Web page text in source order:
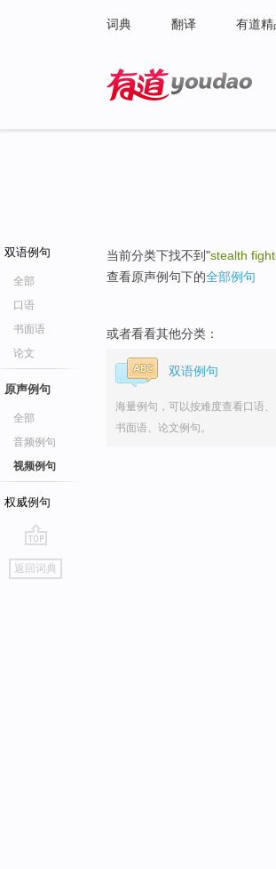
词典 翻译 有道精
双语例句
全部
口语
书面语
论文
原声例句
全部
音频例句
视频例句
权威例句
go
top
返回词典
当前分类下找不到"stealth
查看原声例句下的全部例句
或者看看其他分类：
双语例句
海量例句，可以按难度查看口语、
书面语、论文例句。